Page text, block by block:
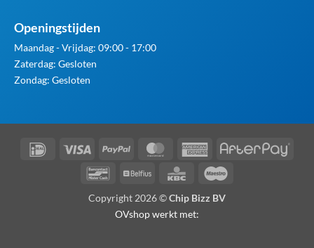
Openingstijden
Maandag - Vrijdag: 09:00 - 17:00
Zaterdag: Gesloten
Zondag: Gesloten
IDeal Visa PayPal MasterCardAmerican
Express
BancontactBelfius KBC
Copyright 2026 ©Chip Bizz BV
OVshop werkt met: